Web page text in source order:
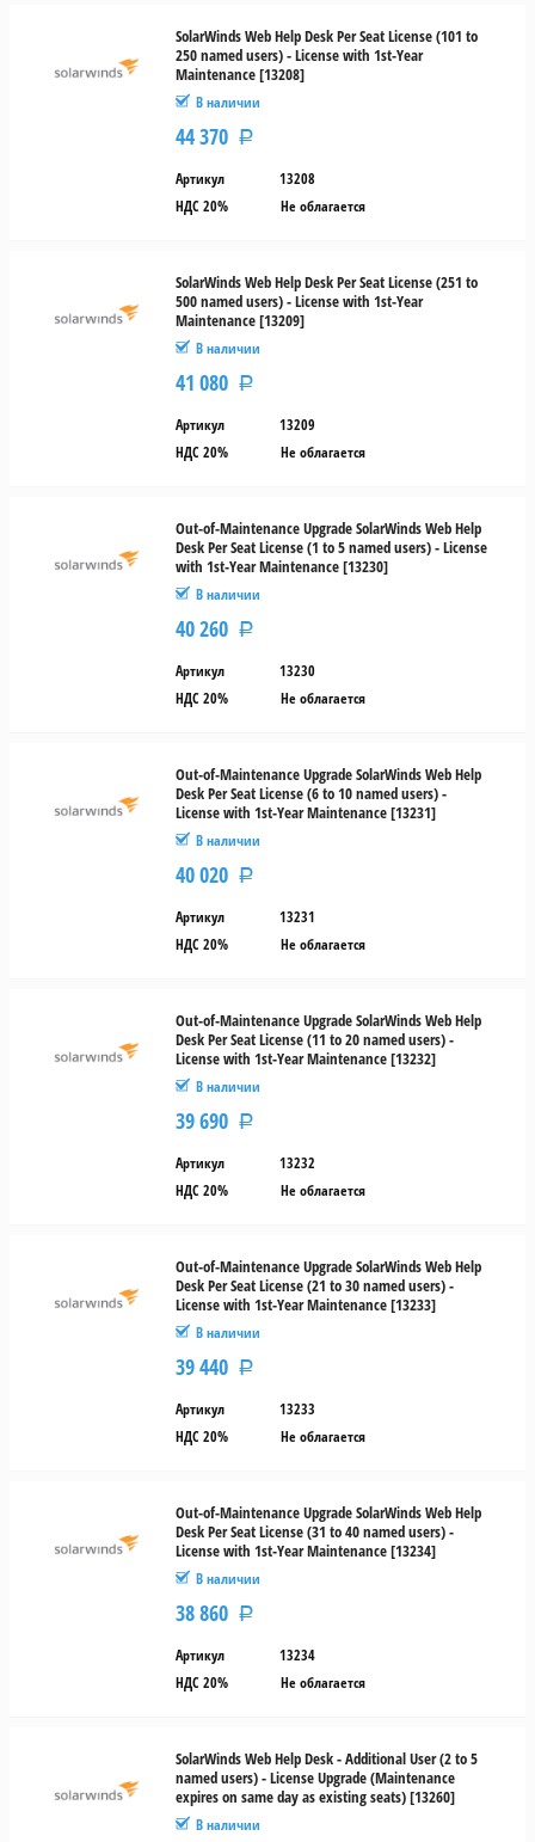
SolarWinds Web Help Desk Per Seat License (101 to
250 named users) - License with 1st-Year
Maintenance [13208]
В наличии
44 370 Р
Артикул
13208
НДС 20%
Не облагается
SolarWinds Web Help Desk Per Seat License (251 to
500 named users) - License with 1st-Year
Maintenance [13209]
В наличии
41 080 Р
Артикул
13209
НДС 20%
Не облагается
Out-of-Maintenance Upgrade SolarWinds Web Help
Desk Per Seat License (1 to 5 named users) - License
with 1st-Year Maintenance [13230]
В наличии
40 260 Р
Артикул
13230
НДС 20%
Не облагается
Out-of-Maintenance Upgrade SolarWinds Web Help
Desk Per Seat License (6 to 10 named users) -
License with 1st-Year Maintenance [13231]
В наличии
40 020 Р
Артикул
13231
НДС 20%
Не облагается
Out-of-Maintenance Upgrade SolarWinds Web Help
Desk Per Seat License (11 to 20 named users) -
License with 1st-Year Maintenance [13232]
В наличии
39 690 Р
Артикул
13232
НДС 20%
Не облагается
Out-of-Maintenance Upgrade SolarWinds Web Help
Desk Per Seat License (21 to 30 named users) -
License with 1st-Year Maintenance [13233]
В наличии
39 440 Р
Артикул
13233
НДС 20%
Не облагается
Out-of-Maintenance Upgrade SolarWinds Web Help
Desk Per Seat License (31 to 40 named users) -
License with 1st-Year Maintenance [13234]
В наличии
38 860 Р
Артикул
13234
НДС 20%
Не облагается
SolarWinds Web Help Desk - Additional User (2 to 5
named users) - License Upgrade (Maintenance
expires on same day as existing seats) [13260]
В наличии